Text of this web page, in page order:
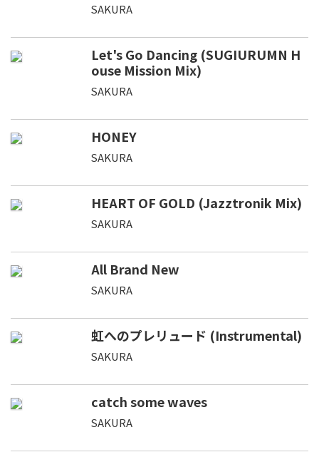
SAKURA
Let's Go Dancing (SUGIURUMN H
ouse Mission Mix)
SAKURA
HONEY
SAKURA
HEART OF GOLD (Jazztronik Mix)
SAKURA
All Brand New
SAKURA
虹へのプレリュード (Instrumental)
SAKURA
catch some waves
SAKURA